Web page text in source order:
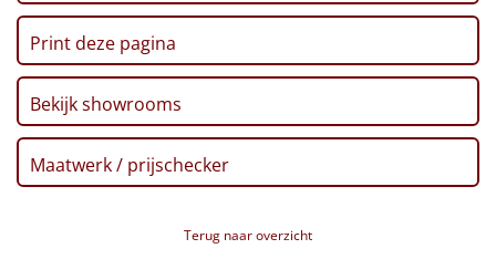
Pizzarette
Tas
Wake up light
NIEUW
Borrelplank
NIEUW
Print deze pagina
Bekijk showrooms
Maatwerk / prijschecker
Terug naar overzicht